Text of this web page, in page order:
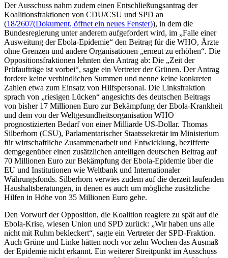
Der Ausschuss nahm zudem einen Entschließungsantrag der
Koalitionsfraktionen von CDU/CSU und SPD an
(18/2607(Dokument, öffnet ein neues Fenster)), in dem die
Bundesregierung unter anderem aufgefordert wird, im „Falle einer
Ausweitung der Ebola-Epidemie“ den Beitrag für die WHO, Ärzte
ohne Grenzen und andere Organisationen „erneut zu erhöhen“. Die
Oppositionsfraktionen lehnten den Antrag ab: Die „Zeit der
Prüfaufträge ist vorbei“, sagte ein Vertreter der Grünen. Der Antrag
fordere keine verbindlichen Summen und nenne keine konkreten
Zahlen etwa zum Einsatz von Hilfspersonal. Die Linksfraktion
sprach von „riesigen Lücken“ angesichts des deutschen Beitrags
von bisher 17 Millionen Euro zur Bekämpfung der Ebola-Krankheit
und dem von der Weltgesundheitsorganisation WHO
prognostizierten Bedarf von einer Milliarde US-Dollar. Thomas
Silberhorn (CSU), Parlamentarischer Staatssekretär im Ministerium
für wirtschaftliche Zusammenarbeit und Entwicklung, bezifferte
demgegenüber einen zusätzlichen anteiligen deutschen Beitrag auf
70 Millionen Euro zur Bekämpfung der Ebola-Epidemie über die
EU und Institutionen wie Weltbank und Internationaler
Währungsfonds. Silberhorn verwies zudem auf die derzeit laufenden
Haushaltsberatungen, in denen es auch um mögliche zusätzliche
Hilfen in Höhe von 35 Millionen Euro gehe.
Den Vorwurf der Opposition, die Koalition reagiere zu spät auf die
Ebola-Krise, wiesen Union und SPD zurück: „Wir haben uns alle
nicht mit Ruhm bekleckert“, sagte ein Vertreter der SPD-Fraktion.
Auch Grüne und Linke hätten noch vor zehn Wochen das Ausmaß
der Epidemie nicht erkannt. Ein weiterer Streitpunkt im Ausschuss